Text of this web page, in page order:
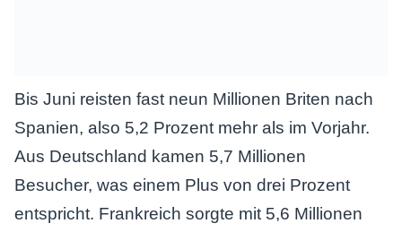
Bis Juni reisten fast neun Millionen Briten nach
Spanien, also 5,2 Prozent mehr als im Vorjahr.
Aus Deutschland kamen 5,7 Millionen
Besucher, was einem Plus von drei Prozent
entspricht. Frankreich sorgte mit 5,6 Millionen